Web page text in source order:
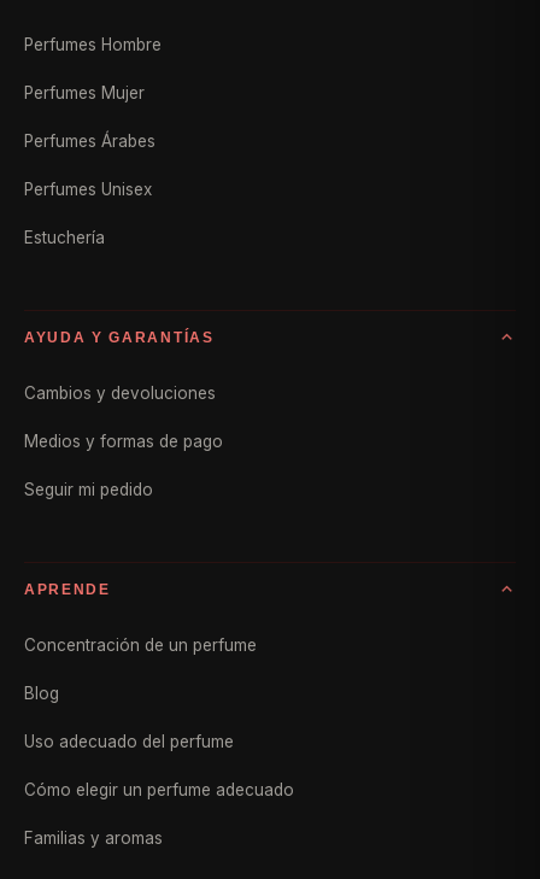
Perfumes Hombre
Perfumes Mujer
Perfumes Árabes
Perfumes Unisex
Estuchería
AYUDA Y GARANTÍAS
Cambios y devoluciones
Medios y formas de pago
Seguir mi pedido
APRENDE
Concentración de un perfume
Blog
Uso adecuado del perfume
Cómo elegir un perfume adecuado
Familias y aromas